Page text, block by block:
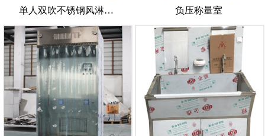
单人双吹不锈钢风淋… 负压称量室